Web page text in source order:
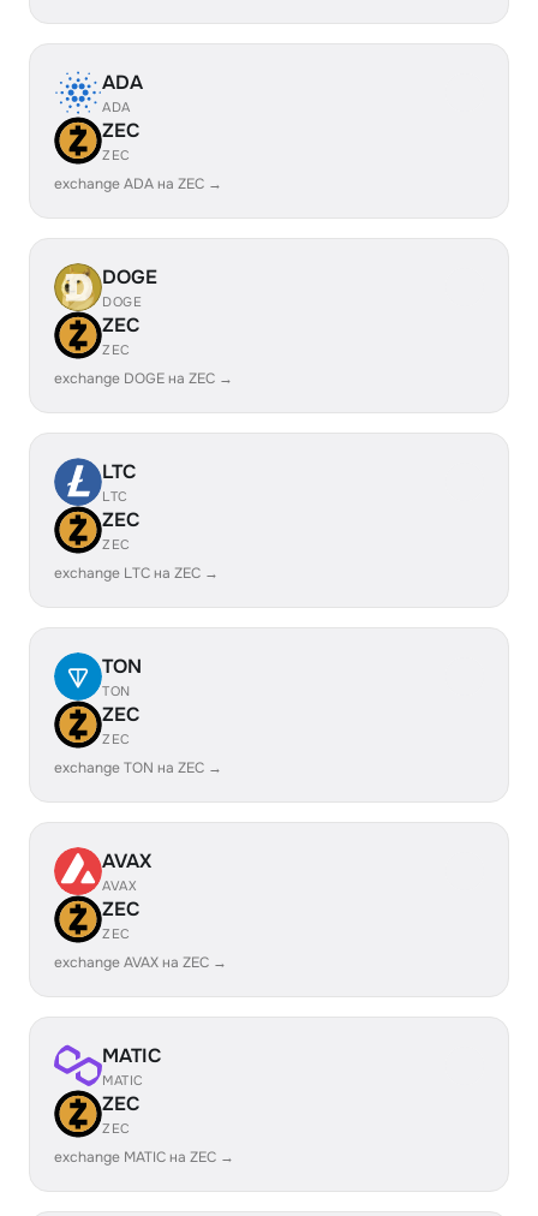
ADA
ADA
ZEC
ZEC
exchange ADA на ZEC →
DOGE
DOGE
ZEC
ZEC
exchange DOGE на ZEC →
LTC
LTC
ZEC
ZEC
exchange LTC на ZEC →
TON
TON
ZEC
ZEC
exchange TON на ZEC →
AVAX
AVAX
ZEC
ZEC
exchange AVAX на ZEC →
MATIC
MATIC
ZEC
ZEC
exchange MATIC на ZEC →